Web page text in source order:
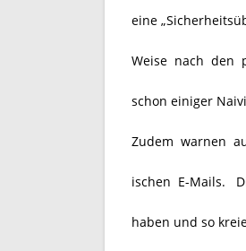
eine
Weise nach den
schon einiger
Zudem warnen
ischen E-Mails.
haben und so